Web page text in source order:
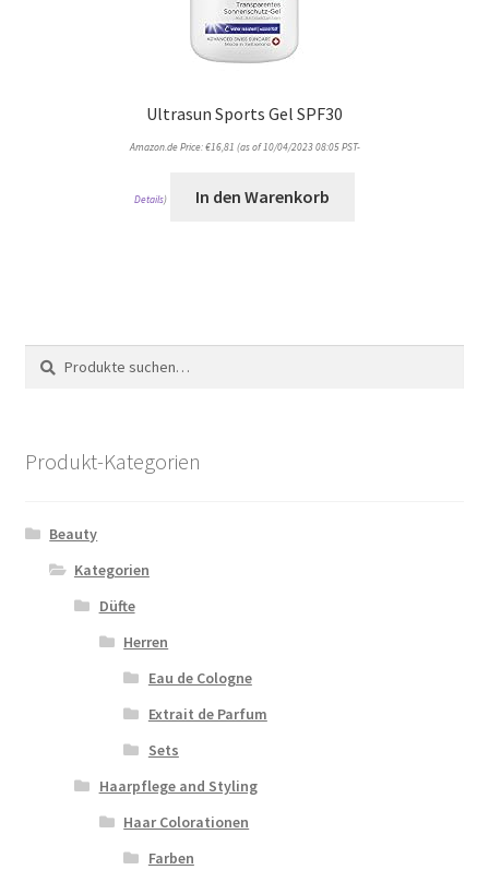
Ultrasun Sports Gel SPF30
Amazon.de Price:€16,81 (as of 10/04/2023 08:05 PST-
Details) In den Warenkorb
Suche
nach:
Suche
Produkt-Kategorien
Beauty
Kategorien
Düfte
Herren
Eau de Cologne
Extrait de Parfum
Sets
Haarpflege and Styling
Haar Colorationen
Farben